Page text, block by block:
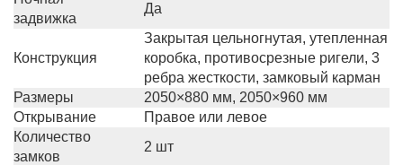
задвижка
Да
Конструкция
Закрытая цельногнутая, утепленная
коробка, противосрезные ригели, 3
ребра жесткости, замковый карман
Размеры
2050×880 мм, 2050×960 мм
Открывание
Правое или левое
Количество
замков
2 шт